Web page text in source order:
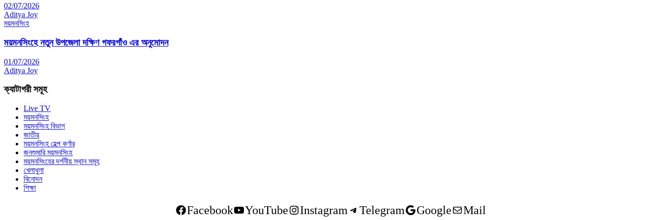
02/07/2026
Aditya Joy
ময়মনসিংহ
ময়মনসিংহে নতুন উপজেলা দক্ষিণ গফরগাঁও এর অনুমোদন
01/07/2026
Aditya Joy
ক্যাটাগরী সমূহ
Live TV
ময়মনসিংহ
ময়মনসিংহ বিভাগ
জাতীয়
ময়মনসিংহ হেল্প কর্ণার
জনশুমারি ময়মনসিংহ
ময়মনসিংহের দর্শনীয় স্থান সমূহ
খেলাধুলা
বিনোদন
শিক্ষা
Facebook YouTube Instagram Telegram Google Mail